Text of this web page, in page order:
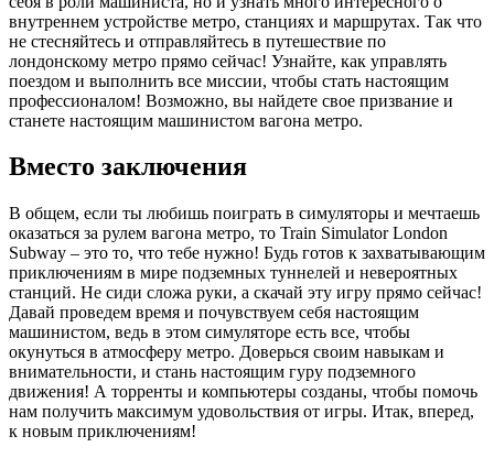
внутреннем устройстве метро, станциях и маршрутах. Так что
не стесняйтесь и отправляйтесь в путешествие по
лондонскому метро прямо сейчас! Узнайте, как управлять
поездом и выполнить все миссии, чтобы стать настоящим
профессионалом! Возможно, вы найдете свое призвание и
станете настоящим машинистом вагона метро.
Вместо заключения
В общем, если ты любишь поиграть в симуляторы и мечтаешь
оказаться за рулем вагона метро, то Train Simulator London
Subway – это то, что тебе нужно! Будь готов к захватывающим
приключениям в мире подземных туннелей и невероятных
станций. Не сиди сложа руки, а скачай эту игру прямо сейчас!
Давай проведем время и почувствуем себя настоящим
машинистом, ведь в этом симуляторе есть все, чтобы
окунуться в атмосферу метро. Доверься своим навыкам и
внимательности, и стань настоящим гуру подземного
движения! А торренты и компьютеры созданы, чтобы помочь
нам получить максимум удовольствия от игры. Итак, вперед,
к новым приключениям!